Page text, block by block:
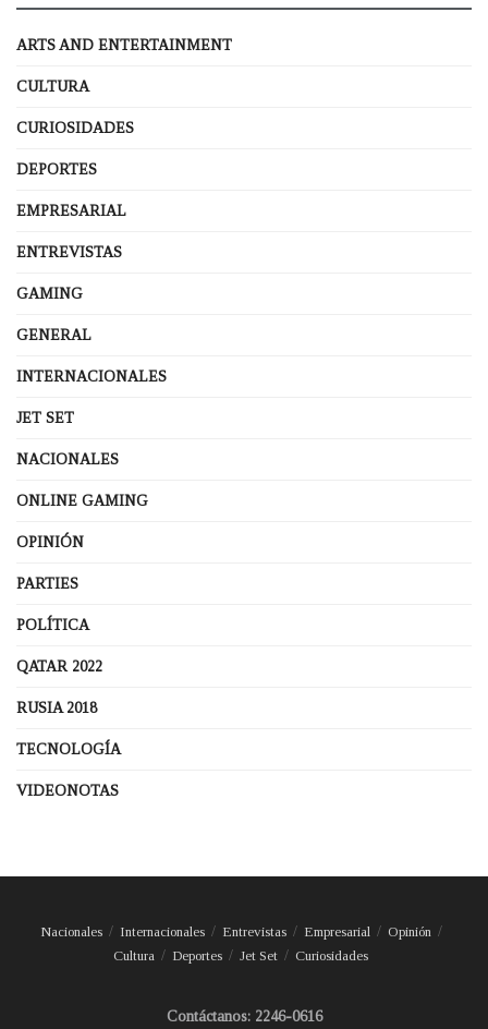
ARTS AND ENTERTAINMENT
CULTURA
CURIOSIDADES
DEPORTES
EMPRESARIAL
ENTREVISTAS
GAMING
GENERAL
INTERNACIONALES
JET SET
NACIONALES
ONLINE GAMING
OPINIÓN
PARTIES
POLÍTICA
QATAR 2022
RUSIA 2018
TECNOLOGÍA
VIDEONOTAS
Nacionales Internacionales Entrevistas Empresarial
Opinión
Cultura
Deportes Jet Set Curiosidades
Contáctanos: 2246-0616